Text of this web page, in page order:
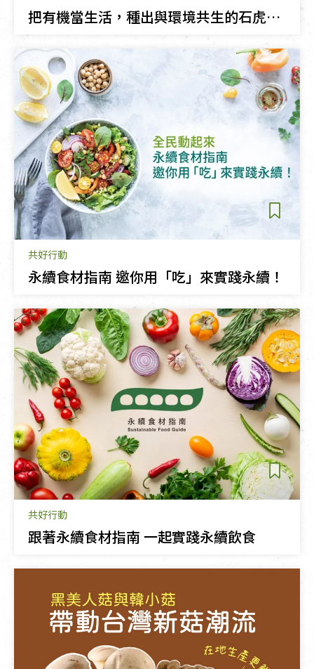
把有機當生活，種出與環境共生的石虎香蕉
共好行動
永續食材指南 邀你用「吃」來實踐永續！
共好行動
跟著永續食材指南 一起實踐永續飲食